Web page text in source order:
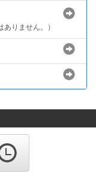
りません。）